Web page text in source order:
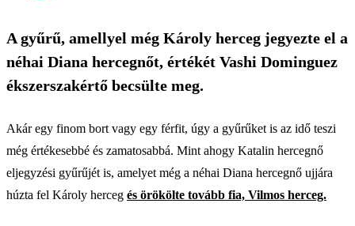
A gyűrű, amellyel még Károly herceg jegyezte el a
néhai Diana hercegnőt, értékét Vashi Dominguez
ékszerszakértő becsülte meg.
Akár egy finom bort vagy egy férfit, úgy a gyűrűket is az idő teszi
még értékesebbé és zamatosabbá. Mint ahogy Katalin hercegnő
eljegyzési gyűrűjét is, amelyet még a néhai Diana hercegnő ujjára
húzta fel Károly herceg és örökölte tovább fia, Vilmos herceg.